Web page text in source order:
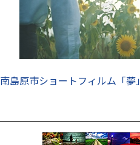
南島原市ショートフィルム「夢」